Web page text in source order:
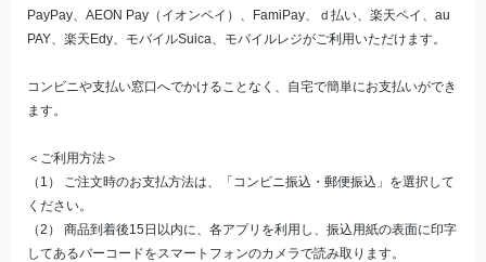
PayPay、AEON Pay（イオンペイ）、FamiPay、ｄ払い、楽天ペイ、au
PAY、楽天Edy、モバイルSuica、モバイルレジがご利用いただけます。
コンビニや支払い窓口へでかけることなく、自宅で簡単にお支払いができ
ます。
＜ご利用方法＞
（1） ご注文時のお支払方法は、「コンビニ振込・郵便振込」を選択して
ください。
（2） 商品到着後15日以内に、各アプリを利用し、振込用紙の表面に印字
してあるバーコードをスマートフォンのカメラで読み取ります。